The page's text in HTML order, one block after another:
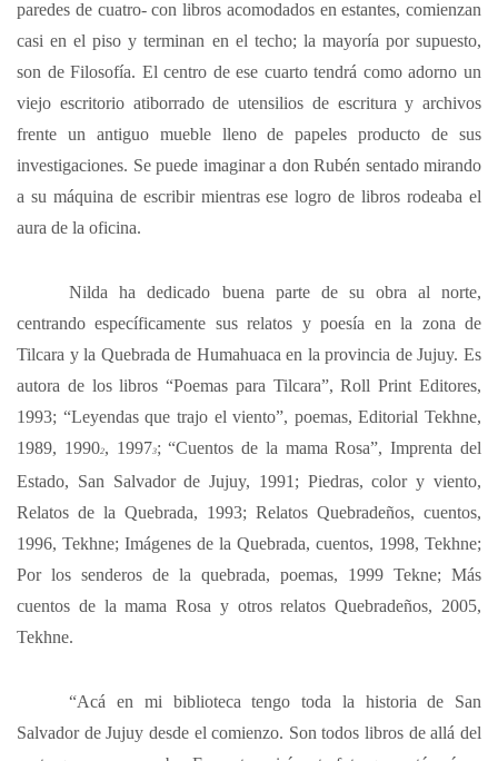
paredes de cuatro- con libros acomodados en estantes, comienzan
casi en el piso y terminan en el techo; la mayoría por supuesto,
son de Filosofía. El centro de ese cuarto tendrá como adorno un
viejo escritorio atiborrado de utensilios de escritura y archivos
frente un antiguo mueble lleno de papeles producto de sus
investigaciones. Se puede imaginar a don Rubén sentado mirando
a su máquina de escribir mientras ese logro de libros rodeaba el
aura de la oficina.
Nilda ha dedicado buena parte de su obra al norte,
centrando específicamente sus relatos y poesía en la zona de
Tilcara y la Quebrada de Humahuaca en la provincia de Jujuy. Es
autora de los libros “Poemas para Tilcara”, Roll Print Editores,
1993; “Leyendas que trajo el viento”, poemas, Editorial Tekhne,
1989, 19902, 19973; “Cuentos de la mama Rosa”, Imprenta del
Estado, San Salvador de Jujuy, 1991; Piedras, color y viento,
Relatos de la Quebrada, 1993; Relatos Quebradeños, cuentos,
1996, Tekhne; Imágenes de la Quebrada, cuentos, 1998, Tekhne;
Por los senderos de la quebrada, poemas, 1999 Tekne; Más
cuentos de la mama Rosa y otros relatos Quebradeños, 2005,
Tekhne.
“Acá en mi biblioteca tengo toda la historia de San
Salvador de Jujuy desde el comienzo. Son todos libros de allá del